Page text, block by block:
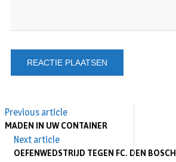
Previous article
MADEN IN UW CONTAINER
Next article
OEFENWEDSTRIJD TEGEN FC. DEN BOSCH